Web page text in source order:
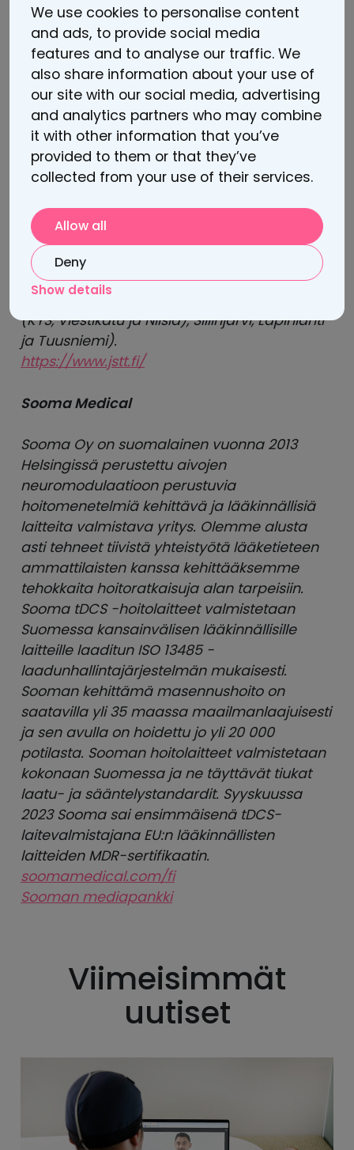
We use cookies to personalise content
and ads, to provide social media
features and to analyse our traffic. We
also share information about your use of
our site with our social media, advertising
and analytics partners who may combine
it with other information that you’ve
provided to them or that they’ve
collected from your use of their services.
Allow all
Deny
Show details
Järviseudun ja Kallaveden Työterveys Oy:t
Järviseudun ja Kallaveden Työterveys Oy:t
on perustettu 2018 ja niiden pääomistajia
ovat Kuopion ja Varkauden kaupungit,
Siilinjärven kunta sekä Pohjois-Savon
hyvinvointialue. Järviseudun Työterveys Oy
on in-house-yhtiö, joka tarjoaa laajat
työterveyspalvelut omistajiensa
lakisääteistä työterveyshuoltoa alueen
yrityksille. Kallaveden Työterveys Oy on sen
markkinoilla toimiva sisaryhtiö. Yhtiöiden
palveluksessa on noin 100 työntekijää
seitsemässä toimipisteessä (Varkaus, Kuopio
(KYS, Viestikatu ja Nilsiä), Siilinjärvi, Lapinlahti
ja Tuusniemi).
https://www.jstt.fi/
Sooma Medical
Sooma Oy on suomalainen vuonna 2013
Helsingissä perustettu aivojen
neuromodulaatioon perustuvia
hoitomenetelmiä kehittävä ja lääkinnällisiä
laitteita valmistava yritys. Olemme alusta
asti tehneet tiivistä yhteistyötä lääketieteen
ammattilaisten kanssa kehittääksemme
tehokkaita hoitoratkaisuja alan tarpeisiin.
Sooma tDCS -hoitolaitteet valmistetaan
Suomessa kansainvälisen lääkinnällisille
laitteille laaditun ISO 13485 -
laadunhallintajärjestelmän mukaisesti.
Sooman kehittämä masennushoito on
saatavilla yli 35 maassa maailmanlaajuisesti
ja sen avulla on hoidettu jo yli 20 000
potilasta. Sooman hoitolaitteet valmistetaan
kokonaan Suomessa ja ne täyttävät tiukat
laatu- ja sääntelystandardit. Syyskuussa
2023 Sooma sai ensimmäisenä tDCS-
laitevalmistajana EU:n lääkinnällisten
laitteiden MDR-sertifikaatin.
soomamedical.com/fi
Sooman mediapankki
Viimeisimmät
uutiset